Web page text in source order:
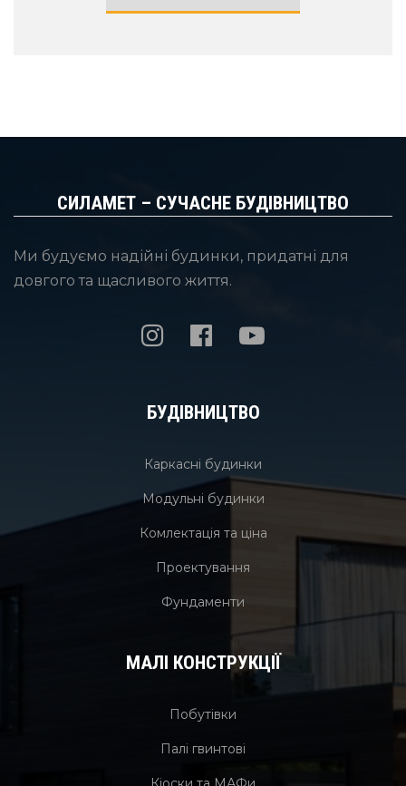
СИЛАМЕТ – СУЧАСНЕ БУДІВНИЦТВО
Ми будуємо надійні будинки, придатні для
довгого та щасливого життя.
БУДІВНИЦТВО
Каркасні будинки
Модульні будинки
Комлектація та ціна
Проектування
Фундаменти
МАЛІ КОНСТРУКЦІЇ
Побутівки
Палі гвинтові